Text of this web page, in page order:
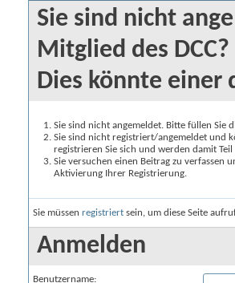
Sie sind nicht
Mitglied des DCC?
Dies könnte einer
Sie sind nicht angemeldet. Bitte füllen Sie
Sie sind nicht registriert/angemeldet und
registrieren Sie sich und werden damit
Sie versuchen einen Beitrag zu verfassen
Aktivierung Ihrer Registrierung.
Sie müssen registriert sein, um diese Seite
Anmelden
Benutzername: